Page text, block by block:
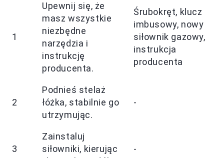
1
Upewnij się, że
masz wszystkie
niezbędne
narzędzia i
instrukcję
producenta.
Śrubokręt, klucz
imbusowy, nowy
siłownik gazowy,
instrukcja
producenta
2
Podnieś stelaż
łóżka, stabilnie go
utrzymując.
-
3
Zainstaluj
siłowniki, kierując
-